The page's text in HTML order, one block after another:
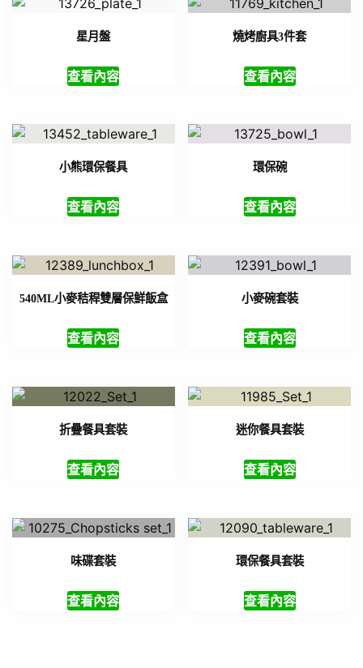
星月盤
查看內容
燒烤廚具3件套
查看內容
小熊環保餐具
查看內容
環保碗
查看內容
540ML小麥秸稈雙層保鮮飯盒
查看內容
小麥碗套裝
查看內容
折疊餐具套裝
查看內容
迷你餐具套裝
查看內容
味碟套裝
查看內容
環保餐具套裝
查看內容